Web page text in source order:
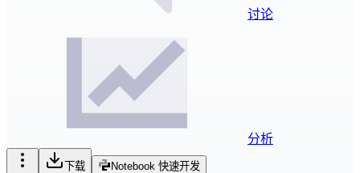
讨论
分析
下载 Notebook 快速开发